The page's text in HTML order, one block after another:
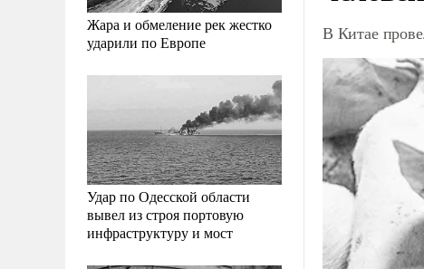
Жара и обмеление рек жестко
ударили по Европе
Удар по Одесской области
вывел из строя портовую
инфраструктуру и мост
В Китае